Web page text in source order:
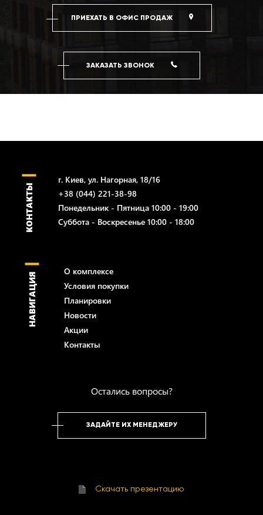
ЗАКАЗАТЬ ЗВОНОК
ПРИЕХАТЬ В ОФИС ПРОДАЖ
НАВИГАЦИЯ
О комплексе
Условия покупки
Планировки
Новости
Акции
Контакты
КОНТАКТЫ
г. Киев, ул. Нагорная, 18/16
+38 (044) 221-38-98
Понедельник - Пятница 10:00 - 19:00
Суббота - Воскресенье 10:00 - 18:00
Остались вопросы?
ЗАДАЙТЕ ИХ МЕНЕДЖЕРУ
Скачать презентацию